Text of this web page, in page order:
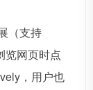
（支持
览网页时点
，用户也